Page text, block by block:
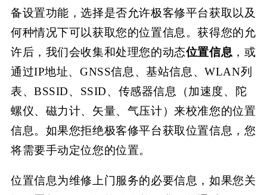
备设置功能，选择是否允许极客修平台获取以及
何种情况下可以获取您的位置信息。获得您的允
许后，我们会收集和处理您的动态位置信息 ，或
通过IP地址、GNSS信息、基站信息、WLAN列
表、BSSID、SSID、传感器信息（加速度、陀
螺仪、磁力计、矢量、气压计）来校准您的位置
信息。如果您拒绝极客修平台获取位置信息，您
将需要手动定位您的位置。
位置信息为维修上门服务的必要信息，如果您关